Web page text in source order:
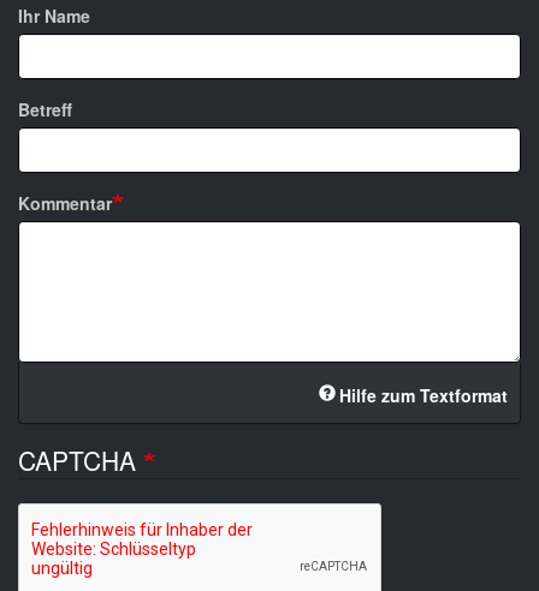
Ihr Name
Betreff
Kommentar
Hilfe zum Textformat
CAPTCHA